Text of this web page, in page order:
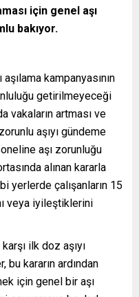
için genel aşı
bakıyor.
kampanyasının
getirilmeyeceği
vakaların artması ve
aşıyı gündeme
aşı zorunluğu
alınan kararla
yerlerde çalışanların 15
veya iyileştiklerini
ilk doz aşıyı
bu kararın ardından
için genel bir aşı